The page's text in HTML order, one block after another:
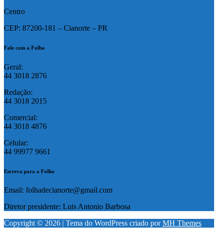
Centro
CEP: 87200-181 – Cianorte – PR
Fale com a Folha
Geral:
44 3018 2876
Redação:
44 3018 2015
Comercial:
44 3018 4876
Celular:
44 99977 9661
Escreva para a Folha
Email: folhadecianorte@gmail.com
Diretor presidente: Luis Antonio Barbosa
Copyright © 2026 | Tema do WordPress criado porMH Themes